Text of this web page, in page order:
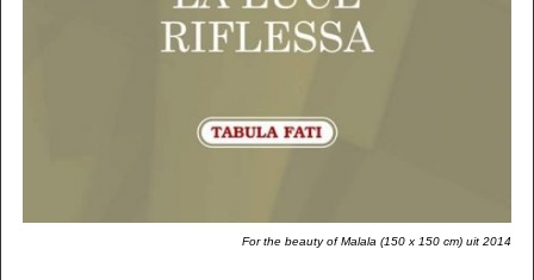
For the beauty of Malala (150 x 150 cm) uit 2014